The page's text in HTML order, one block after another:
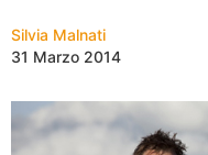
Silvia Malnati
31 Marzo 2014